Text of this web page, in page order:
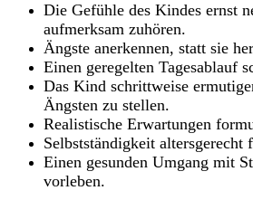
Die Gefühle des Kindes ernst
aufmerksam zuhören.
Ängste anerkennen, statt sie
Einen geregelten Tagesablauf
Das Kind schrittweise
Ängsten zu stellen.
Realistische Erwartungen
Selbstständigkeit altersgerecht
Einen gesunden Umgang mit
vorleben.